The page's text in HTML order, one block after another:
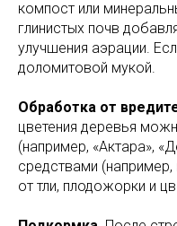
компост или
глинистых почв
улучшения аэрации.
доломитовой мукой.
Обработка от
цветения деревья
(например, «Актара»,
средствами
от тли, плодожорки и